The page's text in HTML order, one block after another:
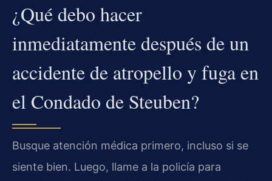
¿Qué debo hacer
inmediatamente después de un
accidente de atropello y fuga en
el Condado de Steuben?
Busque atención médica primero, incluso si se
siente bien. Luego, llame a la policía para